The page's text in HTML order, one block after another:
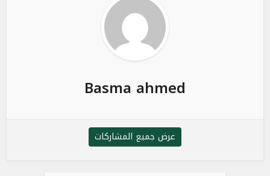
Basma ahmed
عرض جميع المشاركات